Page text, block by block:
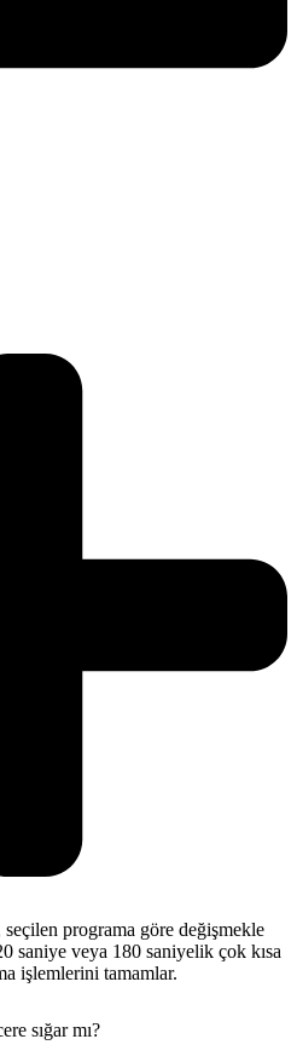
programa göre değişmekle
saniye veya 180 saniyelik çok kısa
işlemlerini tamamlar.
sığar mı?